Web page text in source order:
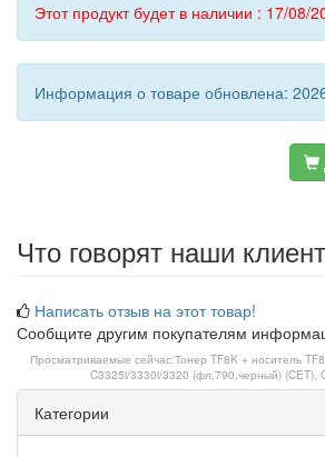
Этот продукт будет в наличии : 17/08/
Информация о товаре обновлена:
Что говорят наши
Написать отзыв на этот товар!
Сообщите другим покупателям
Просматриваемые сейчас:Тонер TF8K + носитель
C3325i/3330i/3320 (фл,790,черный) (CET),
Категории